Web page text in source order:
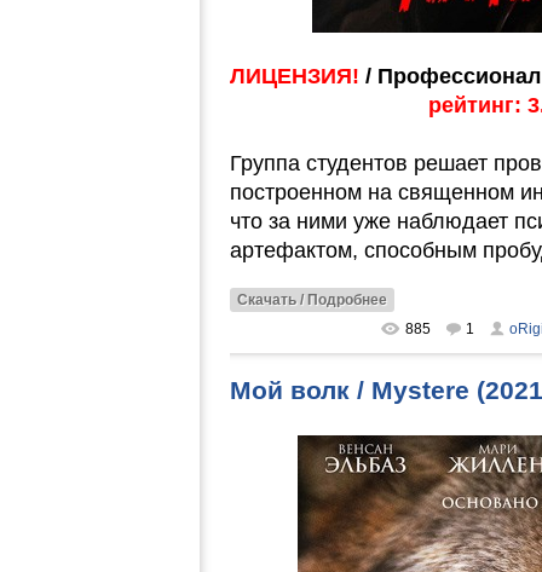
ЛИЦЕНЗИЯ! /
рейтинг:
Группа студентов решает
построенном на священном
что за ними уже наблюдает
артефактом, способным
Скачать / Подробнее
885
1
Мой волк / Mystere